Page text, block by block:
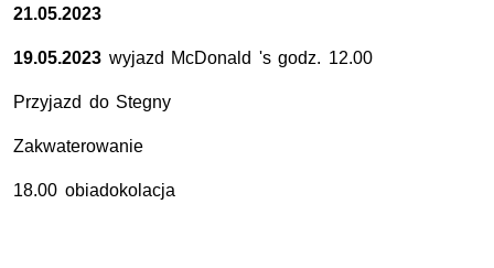
21.05.2023
19.05.2023 wyjazd McDonald 's godz. 12.00
Przyjazd do Stegny
Zakwaterowanie
18.00 obiadokolacja